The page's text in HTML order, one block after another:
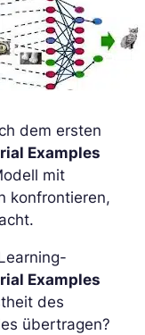
dem ersten
Examples
mit
konfrontieren,
Examples
des
übertragen?